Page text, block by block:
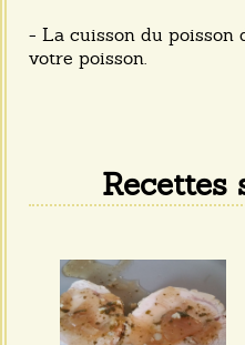
- La cuisson du poisson
votre poisson.
Recettes